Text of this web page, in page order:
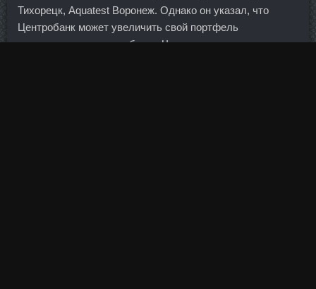
Тихорецк, Aquatest Воронеж. Однако он указал, что
Центробанк может увеличить свой портфель
долгосрочных ценных бумаг. Чистое привлечение